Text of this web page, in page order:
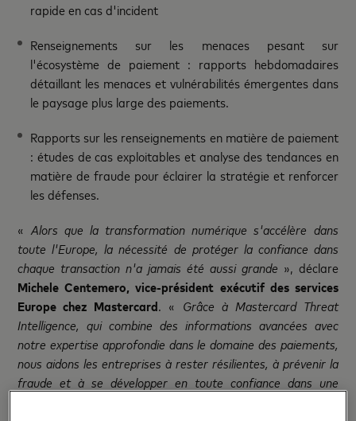
rapide en cas d'incident
Renseignements sur les menaces pesant sur
l'écosystème de paiement : rapports hebdomadaires
détaillant les menaces et vulnérabilités émergentes dans
le paysage plus large des paiements.
Rapports sur les renseignements en matière de paiement
: études de cas exploitables et analyse des tendances en
matière de fraude pour éclairer la stratégie et renforcer
les défenses.
« Alors que la transformation numérique s'accélère dans
toute l'Europe, la nécessité de protéger la confiance dans
chaque transaction n'a jamais été aussi grande », déclare
Michele Centemero, vice-président exécutif des services
Europe chez Mastercard. « Grâce à Mastercard Threat
Intelligence, qui combine des informations avancées avec
notre expertise approfondie dans le domaine des paiements,
nous aidons les entreprises à rester résilientes, à prévenir la
fraude et à se développer en toute confiance dans une